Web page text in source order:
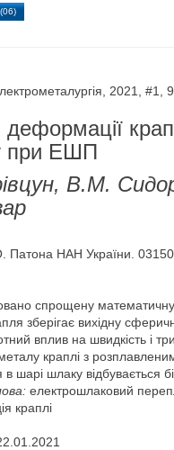
2021, #1,
при ЕШП
В.М.
Патона НАН України.
спрощену математичну
зберігає вихідну
вплив на швидкість і
металу краплі з
в шарі шлаку відбувається
електрошлаковий
краплі